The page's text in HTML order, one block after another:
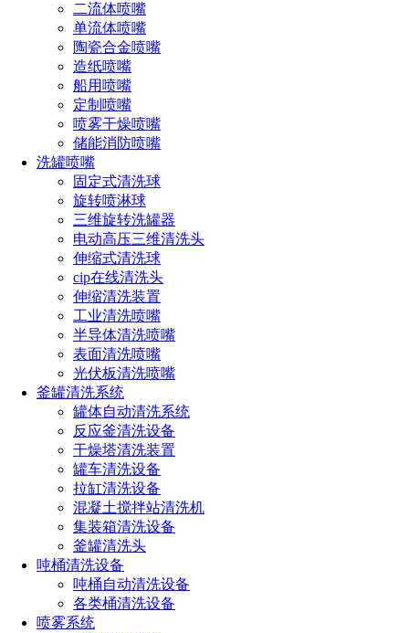
二流体喷嘴
单流体喷嘴
陶瓷合金喷嘴
造纸喷嘴
船用喷嘴
定制喷嘴
喷雾干燥喷嘴
储能消防喷嘴
洗罐喷嘴
固定式清洗球
旋转喷淋球
三维旋转洗罐器
电动高压三维清洗头
伸缩式清洗球
cip在线清洗头
伸缩清洗装置
工业清洗喷嘴
半导体清洗喷嘴
表面清洗喷嘴
光伏板清洗喷嘴
釜罐清洗系统
罐体自动清洗系统
反应釜清洗设备
干燥塔清洗装置
罐车清洗设备
拉缸清洗设备
混凝土搅拌站清洗机
集装箱清洗设备
釜罐清洗头
吨桶清洗设备
吨桶自动清洗设备
各类桶清洗设备
喷雾系统
大通道喷嘴：专为处理高粘度介质或含有颗粒物的液体而设
计，适合喷射流量大、覆盖面积广的场景。通过能力强，适合
喷射粘度较高的液体（如高浓度氨水、浆液）。内部设计通道
宽大，能有效避免因颗粒物堵塞喷嘴。喷射半径大，可覆盖大
截面烟气流场。
2、降尘控制
应用场景：破碎机区域石灰石破碎过程中产生大量粉尘。
带转运点如粉料在输送时扬尘严重。
料和堆料时粉尘扩散。
喷雾方案：